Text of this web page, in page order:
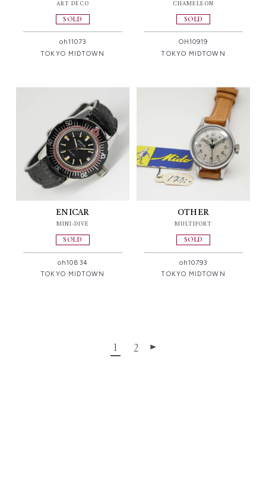
ART DECO
SOLD
oh11073
TOKYO MIDTOWN
CHAMELEON
SOLD
OH10919
TOKYO MIDTOWN
ENICAR
MINI-DIVE
SOLD
oh10834
TOKYO MIDTOWN
OTHER
MULTIFORT
SOLD
oh10793
TOKYO MIDTOWN
1 2 ▶